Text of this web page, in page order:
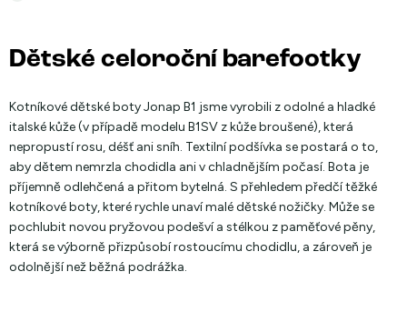
Dětské celoroční barefootky
Kotníkové dětské boty Jonap B1 jsme vyrobili z odolné a hladké
italské kůže (v případě modelu B1SV z kůže broušené), která
nepropustí rosu, déšť ani sníh. Textilní podšívka se postará o to,
aby dětem nemrzla chodidla ani v chladnějším počasí. Bota je
příjemně odlehčená a přitom bytelná. S přehledem předčí těžké
kotníkové boty, které rychle unaví malé dětské nožičky. Může se
pochlubit novou pryžovou podešví a stélkou z paměťové pěny,
která se výborně přizpůsobí rostoucímu chodidlu, a zároveň je
odolnější než běžná podrážka.